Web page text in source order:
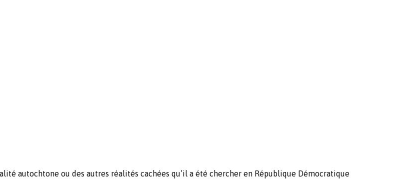
autochtone ou des autres réalités cachées qu’il a été chercher en République Démocratique